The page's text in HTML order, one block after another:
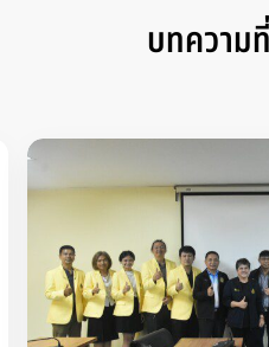
บทความ